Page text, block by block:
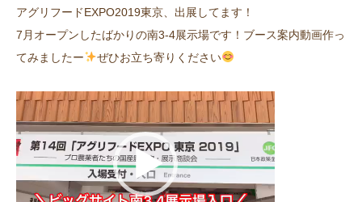
アグリフードEXPO2019東京、出展してます！
7月オープンしたばかりの南3-4展示場です！ブース案内動画作っ
てみましたー
ぜひお立ち寄りください
動
画
プ
レ
ー
ヤ
ー